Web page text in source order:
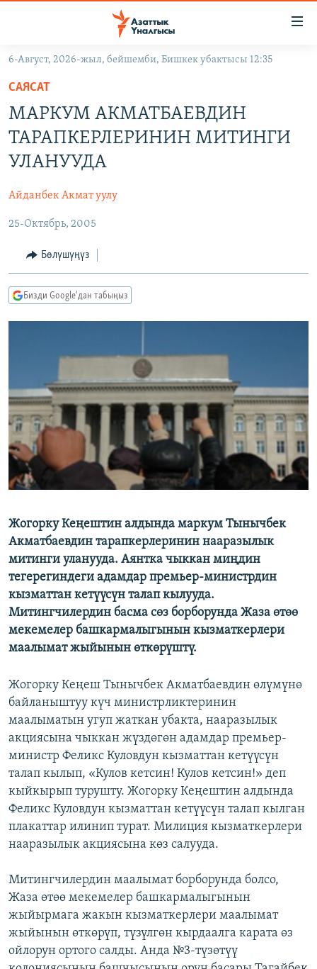
Навигацияга
өтүңүз
Издөөгө
салыңыз
САЯСАТ
МАДАНИЯТ
ДҮЙНӨ
УКРАИНА
ТВ ПРОГРАММАЛАР
БҮГҮН АЗАТТЫКТА
ЭКСПЕРТТЕР ТАЛДАЙТ
ДАНИСТЕ
АЗАТТЫК+
ЫҢГАЙСЫЗ СУРООЛОР
ПОДКАСТ
ӨЗГӨЧӨ ПИКИР
Русский
ЭЕ/АРнун бардык сайттары
6-Август, 2026-жыл, бейшемби, Бишкек убактысы 12:35
САЯСАТ
МАРКУМ АКМАТБАЕВДИН
ТАРАПКЕРЛЕРИНИН МИТИНГИ
УЛАНУУДА
Айданбек Акмат уулу
25-Октябрь, 2005
Бөлүшүңүз
Бизди Google'дан табыңыз
Жогорку Кеңештин алдында маркум Тынычбек
Акматбаевдин тарапкерлеринин нааразылык
митинги уланууда. Аянтка чыккан миңдин
тегерегиндеги адамдар премьер-министрдин
кызматтан кетүүсүн талап кылууда.
Митингчилердин басма сөз борборунда Жаза өтөө
мекемелер башкармалыгынын кызматкерлери
маалымат жыйынын өткөрүштү.
Жогорку Кеңеш Тынычбек Акматбаевдин өлүмүнө
байланыштуу күч министрликтеринин
маалыматын угуп жаткан убакта, нааразылык
акциясына чыккан жүздөгөн адамдар премьер-
министр Феликс Куловдун кызматтан кетүүсүн
талап кылып, «Кулов кетсин! Кулов кетсин!» деп
кыйкырып турушту. Жогорку Кеңештин алдында
Феликс Куловдун кызматтан кетүүсүн талап кылган
плакаттар илинип турат. Милиция кызматкерлери
нааразылык акциясына көз салууда.
Митингчилердин маалымат борборунда болсо,
Жаза өтөө мекемелер башкармалыгынын
жыйырмага жакын кызматкерлери маалымат
жыйынын өткөрүп, түзүлгөн кырдаалга карата өз
ойлорун ортого салды. Анда №3-түзөтүү